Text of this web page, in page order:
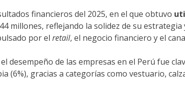
financieros del 2025, en el que obtuvo
millones, reflejando la solidez de su
por el retail, el negocio financiero y el
el desempeño de las empresas en el Perú fue
(6%), gracias a categorías como vestuario,